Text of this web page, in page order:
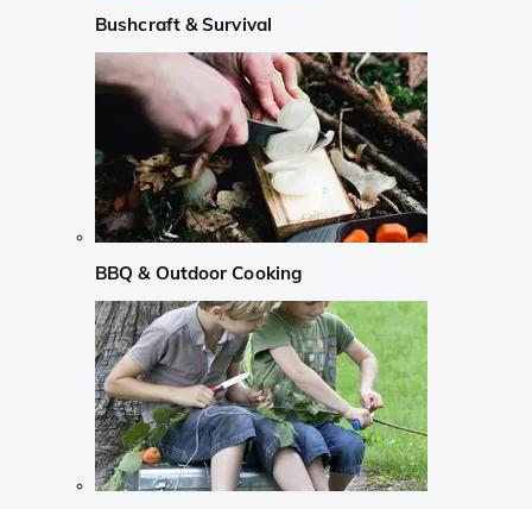
Bushcraft & Survival
BBQ & Outdoor Cooking